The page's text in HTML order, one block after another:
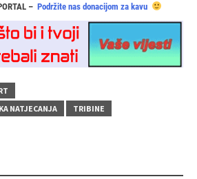
– Podržite nas donacijom za kavu
NATJECANJA TRIBINE